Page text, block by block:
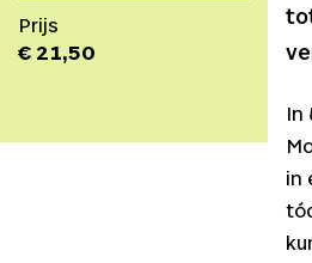
Prijs
€ 21,50
In
in